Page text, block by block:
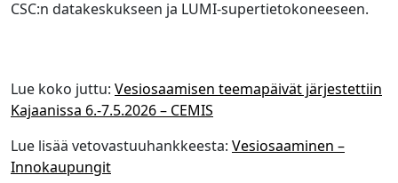
CSC:n datakeskukseen ja LUMI-supertietokoneeseen.
Lue koko juttu: Vesiosaamisen teemapäivät järjestettiin
Kajaanissa 6.-7.5.2026 – CEMIS
Lue lisää vetovastuuhankkeesta: Vesiosaaminen –
Innokaupungit